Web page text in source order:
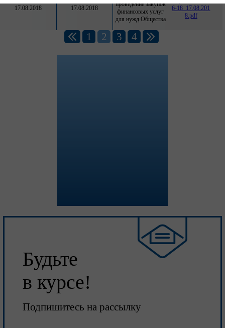
Будьте
в курсе!
Подпишитесь на рассылку
17.08.2018 17.08.2018
проведение закупок
финансовых услуг
для нужд Общества
6-18_17.08.201
8.pdf
1 2 3 4